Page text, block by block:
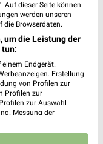
Auf dieser Seite können
werden unseren
die Browserdaten.
um die Leistung der
tun:
Endgerät.
Erstellung
von Profilen zur
Profilen zur
zur Auswahl
Messung der
Entwicklung und
Daten zur Auswahl